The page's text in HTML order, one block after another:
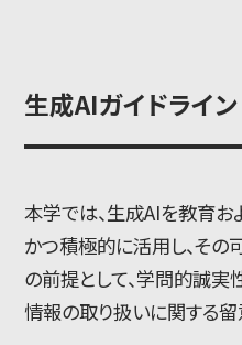
生成AIガイドライン
本学では、生成AIを教育
かつ積極的に活用し、その
の前提として、学問的誠実
情報の取り扱いに関する留